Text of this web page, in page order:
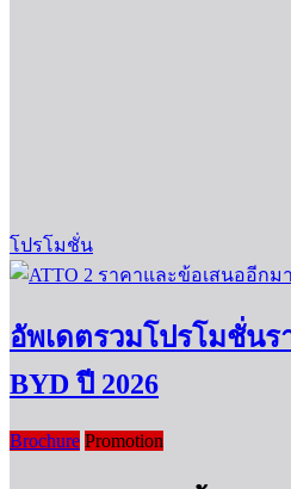
โปรโมชั่น
อัพเดตรวมโปรโมชั่นร
BYD ปี 2026
Brochure Promotion